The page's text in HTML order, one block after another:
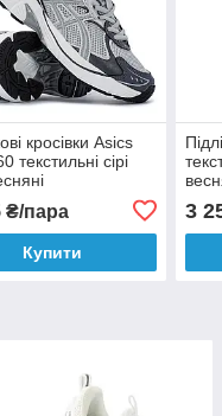
кросівки Asics
текстильні сірі
₴/пара
Купити
3